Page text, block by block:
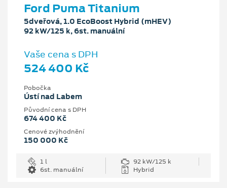
Ford Puma Titanium
5dveřová, 1.0 EcoBoost Hybrid (mHEV)
92 kW/125 k, 6st. manuální
Vaše cena s DPH
524 400 Kč
Pobočka
Ústí nad Labem
Původní cena s DPH
674 400 Kč
Cenové zvýhodnění
150 000 Kč
1 l
92 kW/125 k
6st. manuální
Hybrid